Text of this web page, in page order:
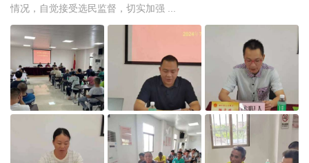
情况，自觉接受选民监督，切实加强 ...